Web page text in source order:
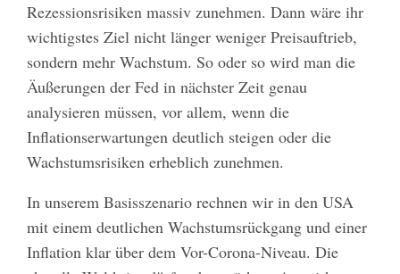
Rezessionsrisiken massiv zunehmen. Dann wäre ihr
wichtigstes Ziel nicht länger weniger Preisauftrieb,
sondern mehr Wachstum. So oder so wird man die
Äußerungen der Fed in nächster Zeit genau
analysieren müssen, vor allem, wenn die
Inflationserwartungen deutlich steigen oder die
Wachstumsrisiken erheblich zunehmen.
In unserem Basisszenario rechnen wir in den USA
mit einem deutlichen Wachstumsrückgang und einer
Inflation klar über dem Vor-Corona-Niveau. Die